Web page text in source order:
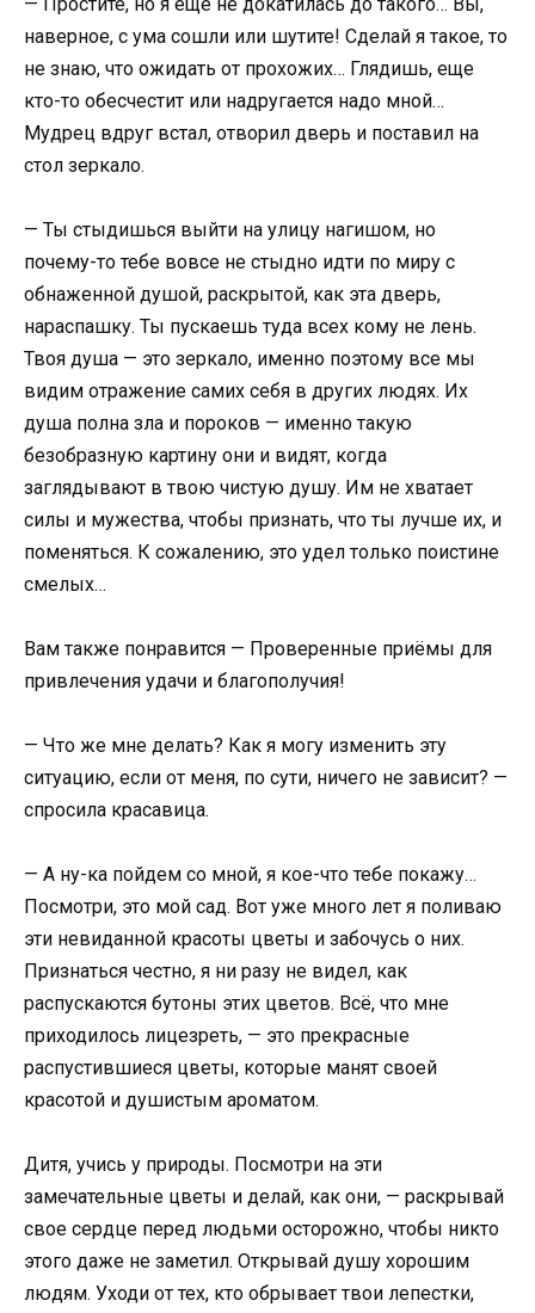
наверное, с ума сошли или шутите! Сделай я такое, то
не знаю, что ожидать от прохожих… Глядишь, еще
кто-то обесчестит или надругается надо мной…
Мудрец вдруг встал, отворил дверь и поставил на
стол зеркало.
— Ты стыдишься выйти на улицу нагишом, но
почему-то тебе вовсе не стыдно идти по миру с
обнаженной душой, раскрытой, как эта дверь,
нараспашку. Ты пускаешь туда всех кому не лень.
Твоя душа — это зеркало, именно поэтому все мы
видим отражение самих себя в других людях. Их
душа полна зла и пороков — именно такую
безобразную картину они и видят, когда
заглядывают в твою чистую душу. Им не хватает
силы и мужества, чтобы признать, что ты лучше их, и
поменяться. К сожалению, это удел только поистине
смелых…
Вам также понравится — Проверенные приёмы для
привлечения удачи и благополучия!
— Что же мне делать? Как я могу изменить эту
ситуацию, если от меня, по сути, ничего не зависит? —
спросила красавица.
— А ну-ка пойдем со мной, я кое-что тебе покажу…
Посмотри, это мой сад. Вот уже много лет я поливаю
эти невиданной красоты цветы и забочусь о них.
Признаться честно, я ни разу не видел, как
распускаются бутоны этих цветов. Всё, что мне
приходилось лицезреть, — это прекрасные
распустившиеся цветы, которые манят своей
красотой и душистым ароматом.
Дитя, учись у природы. Посмотри на эти
замечательные цветы и делай, как они, — раскрывай
свое сердце перед людьми осторожно, чтобы никто
этого даже не заметил. Открывай душу хорошим
людям. Уходи от тех, кто обрывает твои лепестки,